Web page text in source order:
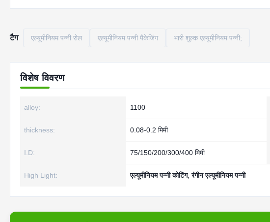
टैग एल्यूमीनियम पन्नी रोल एल्यूमीनियम पन्नी पैकेजिंग भारी शुल्क एल्यूमीनियम पन्नी;
विशेष विवरण
alloy: 1100
thickness: 0.08-0.2 मिमी
I.D: 75/150/200/300/400 मिमी
High Light: एल्यूमीनियम पन्नी कोटिंग,रंगीन एल्यूमीनियम पन्नी